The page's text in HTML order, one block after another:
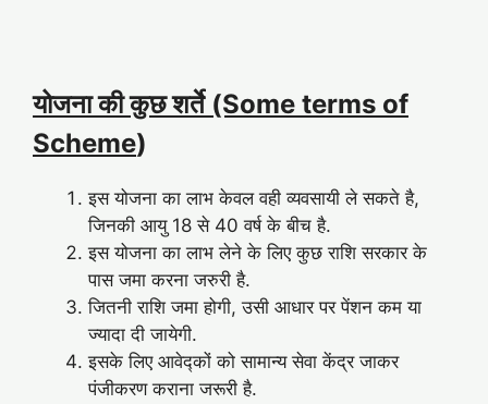
योजना की कुछ शर्ते (Some terms of
Scheme)
इस योजना का लाभ केवल वही व्यवसायी ले सकते है,
जिनकी आयु 18 से 40 वर्ष के बीच है.
इस योजना का लाभ लेने के लिए कुछ राशि सरकार के
पास जमा करना जरुरी है.
जितनी राशि जमा होगी, उसी आधार पर पेंशन कम या
ज्यादा दी जायेगी.
इसके लिए आवेद्कों को सामान्य सेवा केंद्र जाकर
पंजीकरण कराना जरूरी है.